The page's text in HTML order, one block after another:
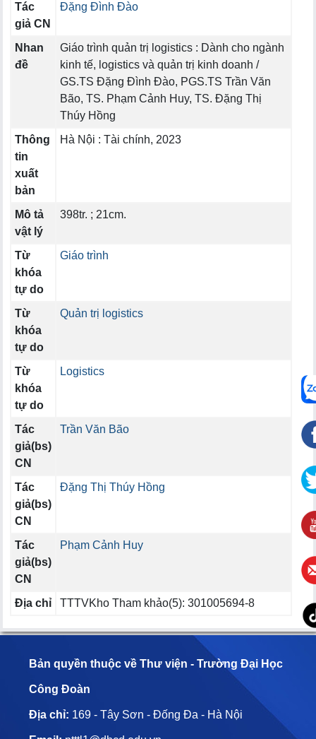
Tác
giả CN
Đặng Đình Đào
Nhan
đề
Giáo trình quản trị logistics : Dành cho ngành
kinh tế, logistics và quản trị kinh doanh /
GS.TS Đặng Đình Đào, PGS.TS Trần Văn
Bão, TS. Phạm Cảnh Huy, TS. Đặng Thị
Thúy Hồng
Thông
tin
xuất
bản
Hà Nội : Tài chính, 2023
Mô tả
vật lý
398tr. ; 21cm.
Từ
khóa
tự do
Giáo trình
Từ
khóa
tự do
Quản trị logistics
Từ
khóa
tự do
Logistics
Tác
giả(bs)
CN
Trần Văn Bão
Tác
giả(bs)
CN
Đặng Thị Thúy Hồng
Tác
giả(bs)
CN
Phạm Cảnh Huy
Địa chỉ TTTVKho Tham khảo(5): 301005694-8
Bản quyền thuộc về Thư viện - Trường Đại Học
Công Đoàn
Địa chỉ: 169 - Tây Sơn - Đống Đa - Hà Nội